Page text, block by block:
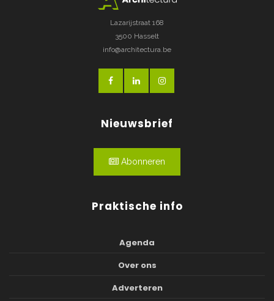
Lazarijstraat 168
3500 Hasselt
info@architectura.be
Nieuwsbrief
Abonneren
Praktische info
Agenda
Over ons
Adverteren